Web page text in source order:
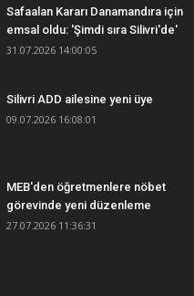
Safaalan Kararı Danamandıra için
emsal oldu: 'Şimdi sıra Silivri'de'
31.07.2026 14:00:05
Silivri ADD ailesine yeni üye
09.07.2026 16:08:01
MEB'den öğretmenlere nöbet
görevinde yeni düzenleme
27.07.2026 11:36:31